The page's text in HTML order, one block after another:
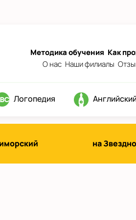
Методика обучения Как
О нас Наши филиалы
Логопедия
на